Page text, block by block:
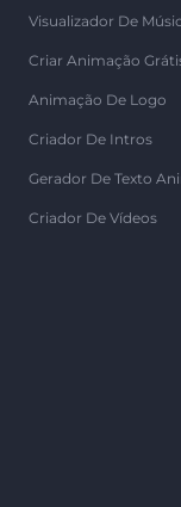
Visualizador De
Criar Animação
Animação De Logo
Criador De Intros
Gerador De Texto
Criador De Vídeos